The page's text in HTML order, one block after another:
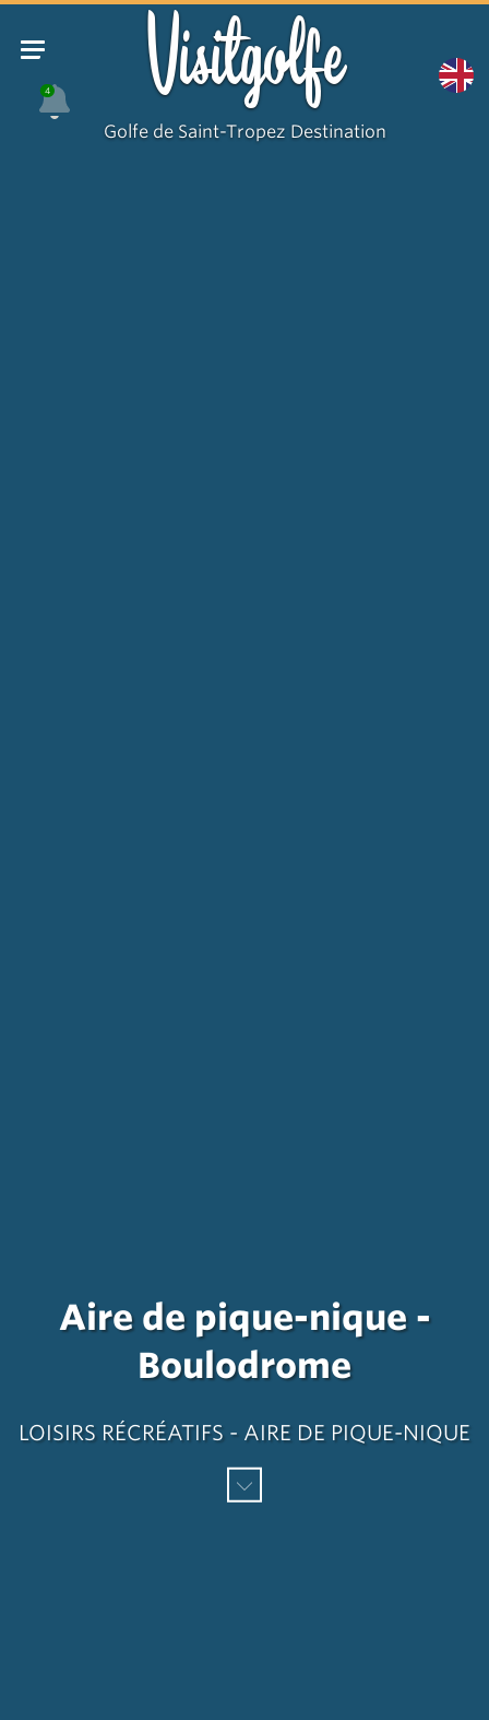
4 Visitgolfe
Golfe de Saint-Tropez Destination
Aire de pique-nique -
Boulodrome
LOISIRS RÉCRÉATIFS - AIRE DE PIQUE-NIQUE